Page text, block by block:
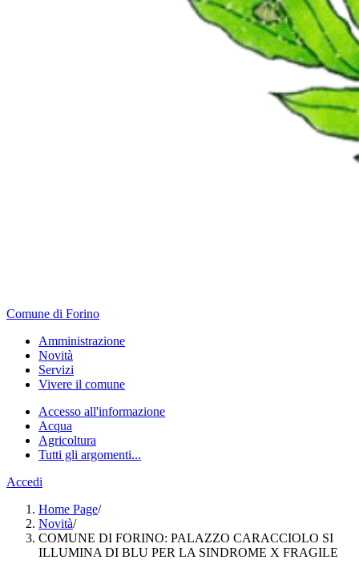
Comune di Forino
Amministrazione
Novità
Servizi
Vivere il comune
Accesso all'informazione
Acqua
Agricoltura
Tutti gli argomenti...
Accedi
Home Page/
Novità/
COMUNE DI FORINO: PALAZZO CARACCIOLO SI
ILLUMINA DI BLU PER LA SINDROME X FRAGILE